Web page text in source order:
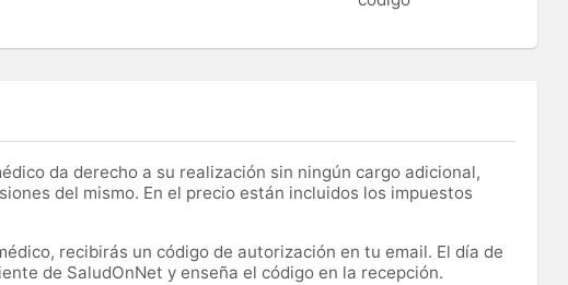
da derecho a su realización sin ningún cargo adicional,
del mismo. En el precio están incluidos los impuestos
recibirás un código de autorización en tu email. El día de
de SaludOnNet y enseña el código en la recepción.